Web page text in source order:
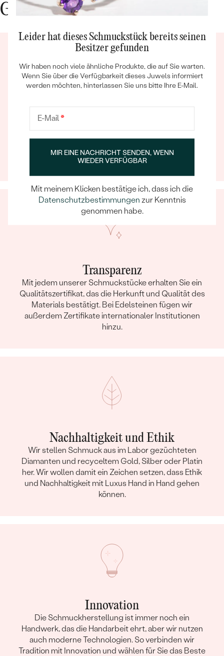
ANSEHEN
Gute Gründe für Eppi
Ein Eppi-sches Erlebnis
sich darauf verlassen, dass unser Team dafür sorgt,
dass schon die Auswahl eines Schmuckstücks zu
einem unvergesslichen Erlebnis wird.
Transparenz
Mit jedem unserer Schmuckstücke erhalten Sie ein
Qualitätszertifikat, das die Herkunft und Qualität des
Materials bestätigt. Bei Edelsteinen fügen wir
außerdem Zertifikate internationaler Institutionen
hinzu.
Nachhaltigkeit und Ethik
Wir stellen Schmuck aus im Labor gezüchteten
Diamanten und recyceltem Gold, Silber oder Platin
her. Wir wollen damit ein Zeichen setzen, dass Ethik
und Nachhaltigkeit mit Luxus Hand in Hand gehen
können.
Innovation
Die Schmuckherstellung ist immer noch ein
Handwerk, das die Handarbeit ehrt, aber wir nutzen
auch moderne Technologien. So verbinden wir
Tradition mit Innovation und wählen für Sie das Beste
Leider hat dieses Schmuckstück bereits seinen
Besitzer gefunden
Wir haben noch viele ähnliche Produkte, die auf Sie warten.
Wenn Sie über die Verfügbarkeit dieses Juwels informiert
werden möchten, hinterlassen Sie uns bitte Ihre E-Mail.
E-Mail*
MIR EINE NACHRICHT SENDEN, WENN
WIEDER VERFÜGBAR
Mit meinem Klicken bestätige ich, dass ich die
Datenschutzbestimmungen zur Kenntnis
genommen habe.